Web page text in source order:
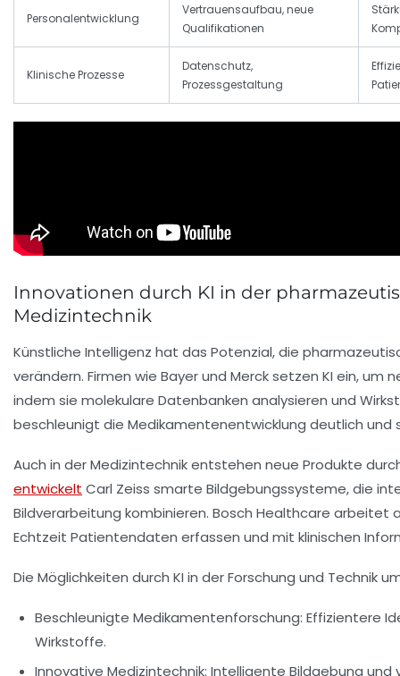
Personalentwicklung
Vertrauensaufbau, neue
Qualifikationen
Klinische Prozesse
Datenschutz,
Prozessgestaltung
Innovationen durch KI in der
Medizintechnik
Künstliche Intelligenz hat das Potenzial, die
verändern. Firmen wie Bayer und Merck setzen KI ein, um
indem sie molekulare Datenbanken analysieren und
beschleunigt die Medikamentenentwicklung deutlich und
Auch in der Medizintechnik entstehen neue Produkte
entwickelt Carl Zeiss smarte Bildgebungssysteme, die
Bildverarbeitung kombinieren. Bosch Healthcare arbeitet
Echtzeit Patientendaten erfassen und mit klinischen
Die Möglichkeiten durch KI in der Forschung und Technik
Beschleunigte Medikamentenforschung: Effizientere
Wirkstoffe.
Innovative Medizintechnik: Intelligente Bildgebung